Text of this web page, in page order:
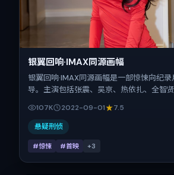
银翼回响·IMAX同源画幅
银翼回响·IMAX同源画幅是一部惊悚向纪
导。主演包括张震、吴京、热依扎、全智
2022-09-01，正片时长101分钟。
107K 2022-09-01 7.5
悬疑刑侦
#惊悚 #首映 +3